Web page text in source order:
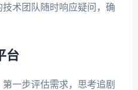
术团队随时响应疑问，确
台
一步评估需求，思考追剧